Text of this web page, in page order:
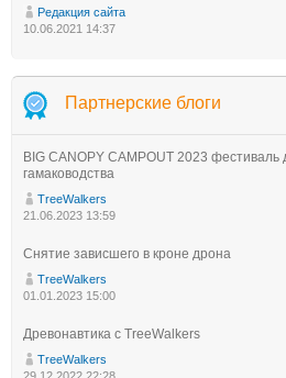
Редакция сайта
10.06.2021 14:37
Партнерские блоги
BIG CANOPY CAMPOUT 2023 фестиваль
гамаководства
TreeWalkers
21.06.2023 13:59
Снятие зависшего в кроне дрона
TreeWalkers
01.01.2023 15:00
Древонавтика с TreeWalkers
TreeWalkers